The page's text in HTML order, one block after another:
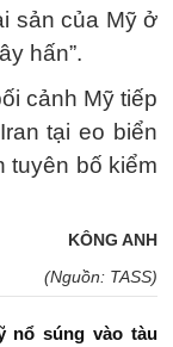
sản của Mỹ ở
hấn”.
cảnh Mỹ tiếp
tại eo biển
tuyên bố kiểm
KÔNG ANH
(Nguồn: TASS)
nổ súng vào tàu